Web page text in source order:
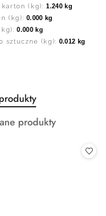
karton (kg):1.240 kg
(kg): 0.000 kg
0.000 kg
sztuczne (kg): 0.012 kg
produkty